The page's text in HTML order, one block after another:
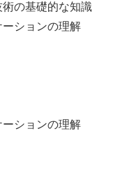
の基礎的な知識
ションの理解
ションの理解